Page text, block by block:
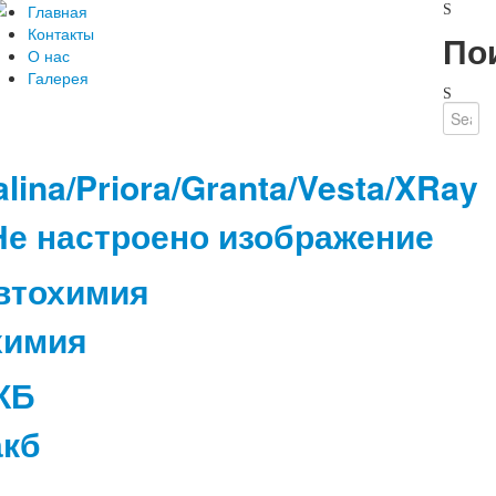
Главная
Контакты
О нас
Галерея
Priora/Granta/Vesta/XRay